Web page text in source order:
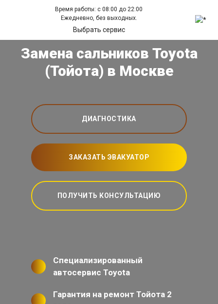
Время работы: с 08:00 до 22:00
Ежедневно, без выходных.
Выбрать сервис
Замена сальников Toyota
(Тойота) в Москве
ДИАГНОСТИКА
ЗАКАЗАТЬ ЭВАКУАТОР
ПОЛУЧИТЬ КОНСУЛЬТАЦИЮ
Специализированный
автосервис Toyota
Гарантия на ремонт Тойота 2